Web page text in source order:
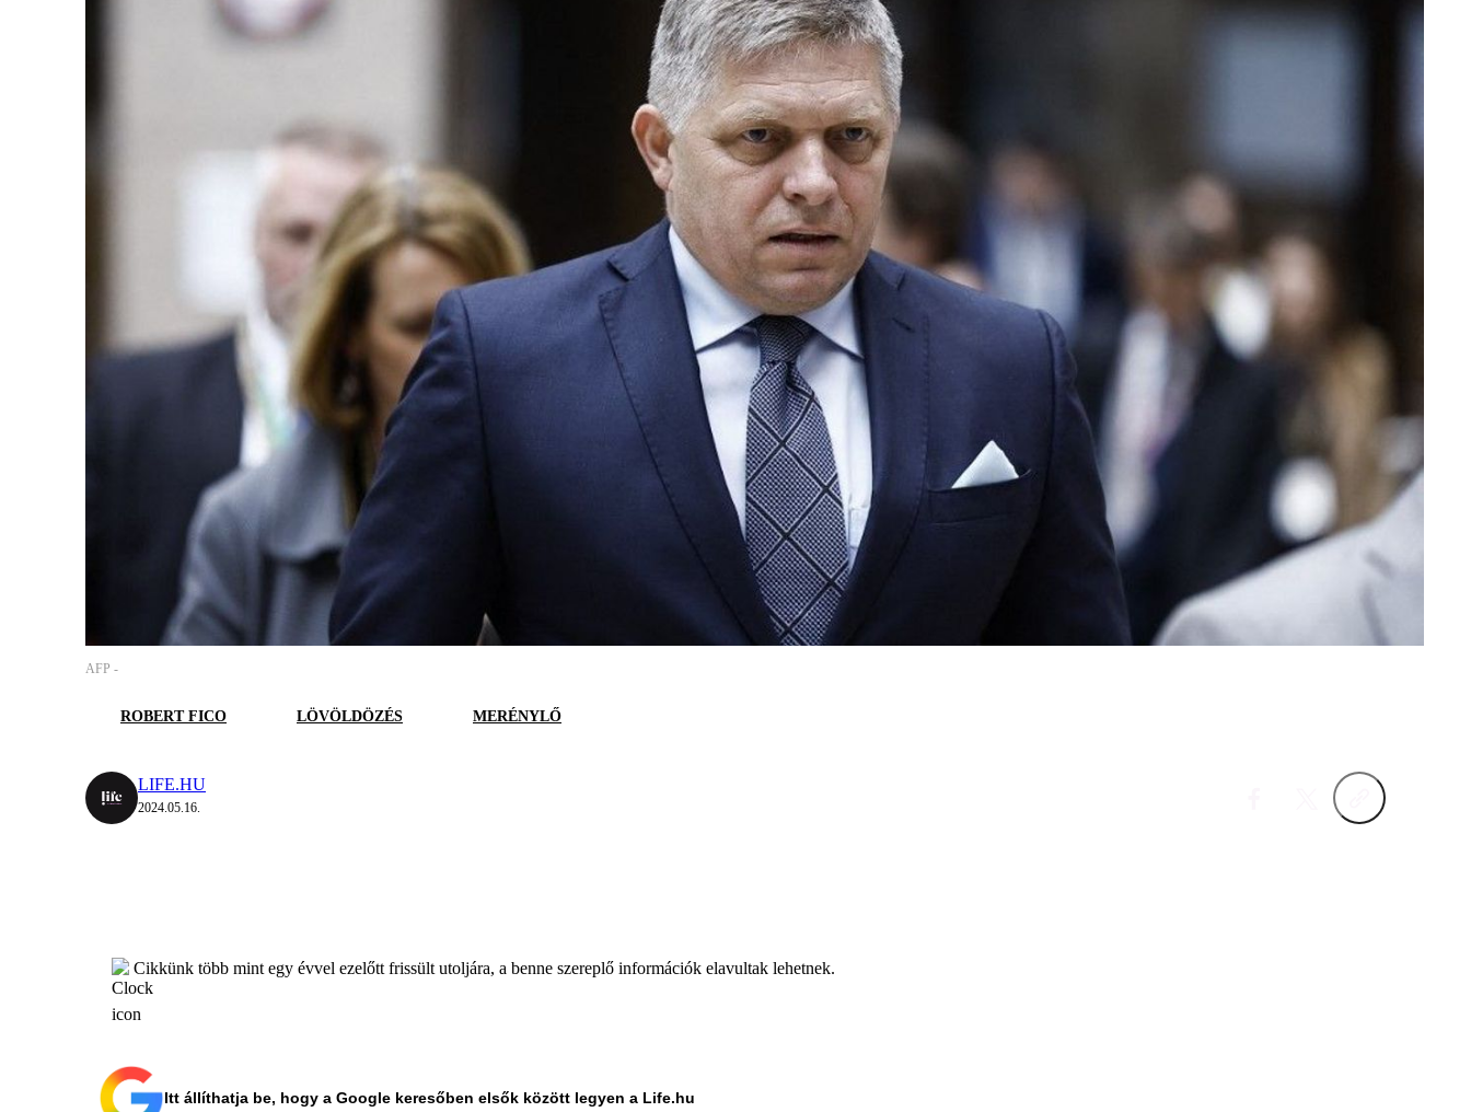
AFP -
ROBERT FICO LÖVÖLDÖZÉS MERÉNYLŐ
LIFE.HU
2024.05.16.
Cikkünk több mint egy évvel ezelőtt frissült utoljára, a benne szereplő információk elavultak lehetnek.
Itt állíthatja be, hogy a Google keresőben elsők között legyen a Life.hu